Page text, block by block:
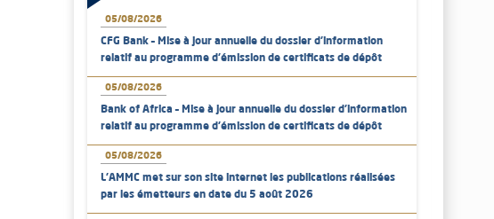
05/08/2026
CFG Bank – Mise à jour annuelle du dossier d’information
relatif au programme d'émission de certificats de dépôt
05/08/2026
Bank of Africa – Mise à jour annuelle du dossier d’information
relatif au programme d'émission de certificats de dépôt
05/08/2026
L’AMMC met sur son site internet les publications réalisées
par les émetteurs en date du 5 août 2026